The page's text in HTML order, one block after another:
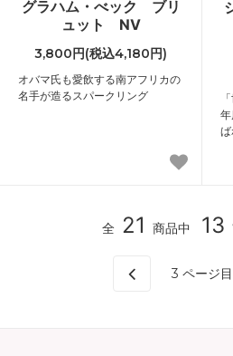
グラハム・べック ブリ
ュット NV
3,800円(税込4,180円)
オバマ氏も愛飲する南アフリカの
名手が造るスパークリング
全 21 商品中 13
3 ページ目